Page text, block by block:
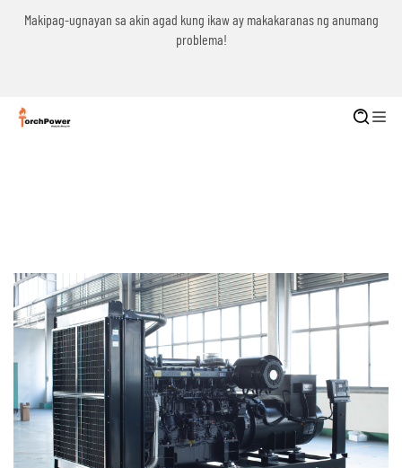
Makipag-ugnayan sa akin agad kung ikaw ay makakaranas ng anumang
problema!